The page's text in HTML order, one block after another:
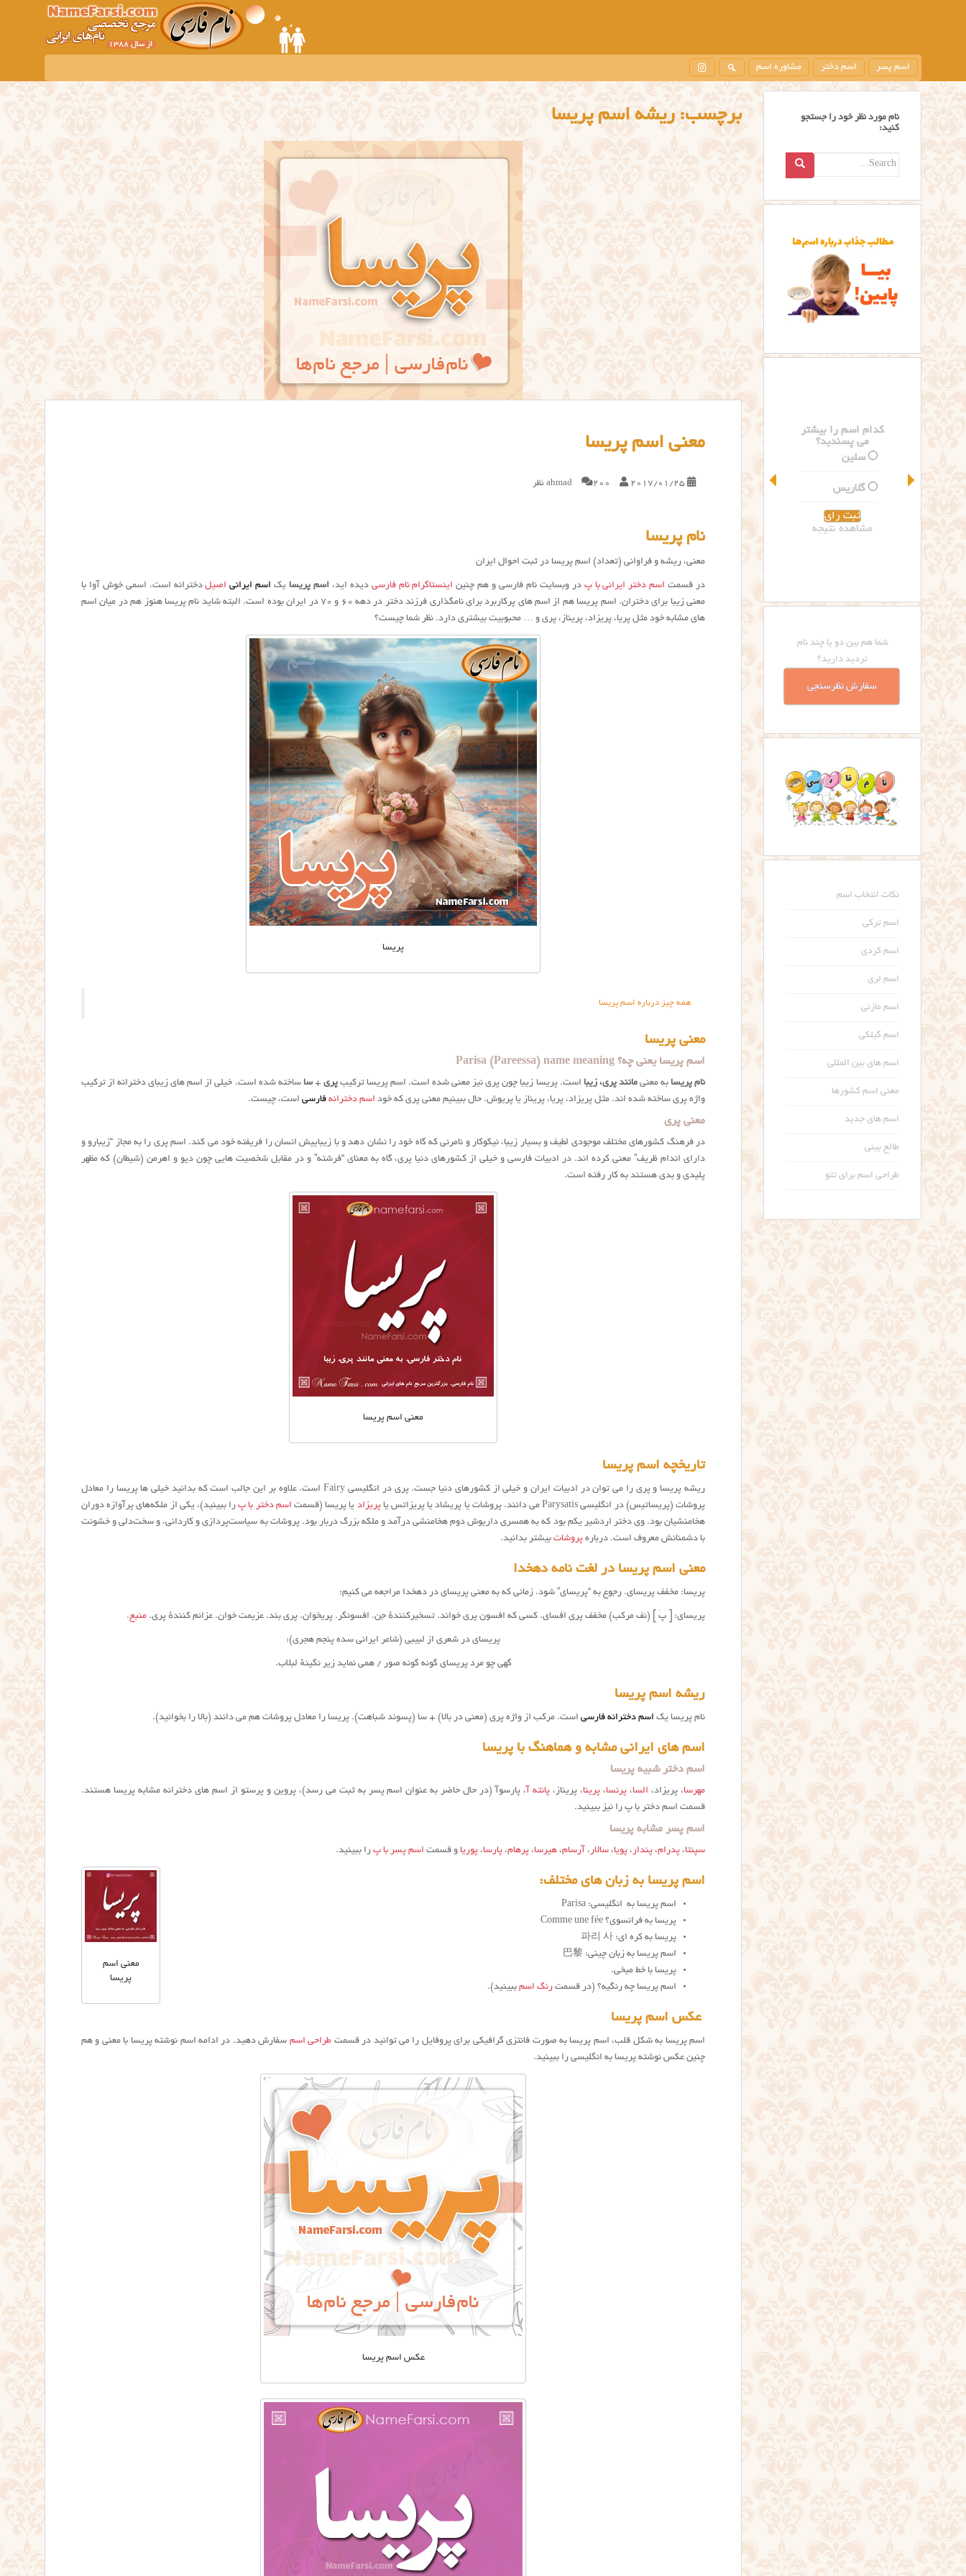
m
i
n
t
e
n
اسم پسر اسم دختر مشاوره اسم
برچسب:ریشه اسم پریسا
معنی اسم پریسا
2017/01/25
ahmad 200 نظر
نام پریسا
معنی، ریشه و فراوانی (تعداد) اسم پریسا در ثبت احوال ایران
در قسمت اسم دختر ایرانی با پ در وبسایت نام فارسی و هم چنین اینستاگرام نام فارسی دیده اید، اسم پریسا یکاسم ایرانیاصیلدخترانه است. اسمی خوش آوا با
معنی زیبا برای دختران. اسم پریسا هم از اسم های پرکاربرد برای نامگذاری فرزند دختر در دهه ۶۰ و ۷۰ در ایران بوده است. البته شاید نام پریسا هنوز هم در میان اسم
های مشابه خود مثل پریا، پریزاد، پریناز، پری و … محبوبیت بیشتری دارد. نظر شما چیست؟
پریسا
همه چیز درباره اسم پریسا
معنی پریسا
اسم پریسا یعنی چه؟ Parisa (Pareessa) name meaning
نام پریسا به معنیمانند پری، زیبا است. پریسا زیبا چون پری نیز معنی شده است. اسم پریسا ترکیبپری +سا ساخته شده است. خیلی از اسم های زیبای دخترانه از ترکیب
واژه پری ساخته شده اند. مثل پریزاد، پریا، پریناز یا پریوش. حال ببینیم معنی پری که خود اسم دخترانه فارسی است، چیست.
معنی پری
در فرهنگ کشورهای مختلف موجودی لطیف و بسیار زیبا، نیکوکار و نامرئی که گاه خود را نشان دهد و با زیباییش انسان را فریفته‌ خود می کند. اسم پری را به مجاز “زیبارو و
دارای اندام ظریف” معنی کرده اند. در ادبیات فارسی و خیلی از کشورهای دنیا پری، گاه به معنای “فرشته” و در مقابل شخصیت هایی چون دیو و اهرمن (شیطان) که مظهر
پلیدی و بدی هستند به کار رفته است.
معنی اسم پریسا
تاریخچه اسم پریسا
ریشه پریسا و پری را می توان در ادبیات ایران و خیلی از کشورهای دنیا جست. پری در انگلیسی Fairy است. علاوه بر این جالب است که بدانید خیلی ها پریسا را معادل
پروشات (پریساتیس پریزاد یا پریسا (قسمت اسم دختر با پرا ببینید)، یکی از ملکه‌های پرآوازه دوران
هخامنشیان بود. وی دختر اردشیر یکم بود که به همسری داریوش دوم هخامنشی درآمد و ملکه بزرگ دربار بود. پروشات به سیاست‌پردازی و کاردانی، و سخت‌دلی و خشونت
با دشمنانش معروف است. درباره پروشات بیشتر بدانید.
معنی اسم پریسا در لغت نامه دهخدا
پریسا: مخفف پریسای. رجوع به “پریسای” شود. زمانی که به معنی پریسای در دهخدا مراجعه می کنیم:
پریسای: [ پَ ] (نف مرکب) مخفف پری افسای. کسی که افسون پری خواند. تسخیرکنندهٔ جن. افسونگر. پریخوان. پری بند. عزیمت خوان. عزائم کنندهٔ پری. منبع.
پریسای در شعری از لبیبی (شاعر ایرانی سده پنجم هجری):
گهی چو مرد پریسای گونه گونه صور / همی نماید زیر نگینهٔ لبلاب.
ریشه اسم پریسا
نام پریسا یک اسم دخترانه فارسی است. مرکب از واژه پری (معنی در بالا) + سا (پسوند شباهت). پریسا را معادل پروشات هم می دانند (بالا را بخوانید).
اسم های ایرانی مشابه و هماهنگ با پریسا
اسم دختر شبیه پریسا
مهرسا، پریزاد، السا، پرنسا، پرینا، پریناز، پانته آ، پارسوآ (در حال حاضر به عنوان اسم پسر به ثبت می رسد)، پروین و پرستو از اسم های دخترانه مشابه پریسا هستند.
قسمت اسم دختر با پ را نیز ببینید.
اسم پسر مشابه پریسا
سپنتا، پدرام، پندار، پویا، سالار، آرسام، هیرسا، پرهام، پارسا، پوریا و قسمت اسم پسر با پ را ببینید.
معنی اسم
پریسا
اسم پریسا به زبان های مختلف:
اسم پریسا به انگلیسی: Parisa
پریسا به فرانسوی؟ Comme une fée
پریسا به کره ای: 파리 사
اسم پریسا به زبان چینی: 巴黎
پریسا با خط میخی.
اسم پریسا چه رنگیه؟ (در قسمت رنگ اسم ببینید).
عکس اسم پریسا
اسم پریسا به شکل قلب، اسم پریسا به صورت فانتزی گرافیکی برای پروفایل را می توانید در قسمت طراحی اسم سفارش دهید. در ادامه اسم نوشته پریسا با معنی و هم
چنین عکس نوشته پریسا به انگلیسی را ببینید.
عکس اسم پریسا
نام مورد نظر خود را جستجو
کنید:
Search
کدام اسم را بیشتر
می پسندید؟
سلین
گلاریس
مشاهده نتیجه
شما هم بین دو یا چند نام
تردید دارید؟
سفارش نظرسنجی
نکات انتخاب اسم
اسم ترکی
اسم کردی
اسم لری
اسم مازنی
اسم گیلکی
اسم های بین المللی
معنی اسم کشورها
اسم های جدید
طالع بینی
طراحی اسم برای تتو